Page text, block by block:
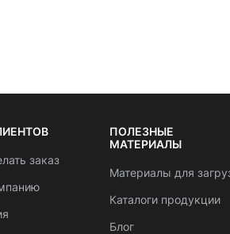
заказ
ПОЛЕЗНЫЕ
МАТЕРИАЛЫ
Материалы для
Каталоги продукции
Блог